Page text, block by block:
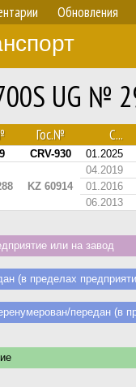
Обновления
UG №
Гос.№ С...
CRV-930 01.2025
KZ 60914
04.2019
01.2016
06.2013
или на завод
(в пределах
передан (в